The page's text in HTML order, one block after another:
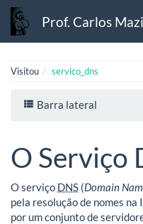
Prof. Carlos
Visitou servico_dns
Barra lateral
O Serviço
O serviço DNS (Domain
pela resolução de nomes
por um conjunto de